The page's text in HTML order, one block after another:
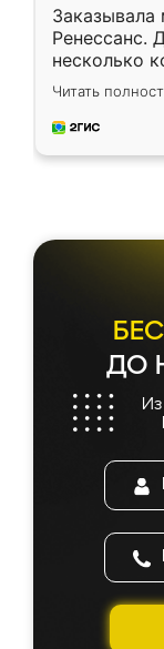
Заказывала
Ренессанс.
несколько
эту.
приехал
и снял
мебель
каких-либо
довольна,
Читать
ДО